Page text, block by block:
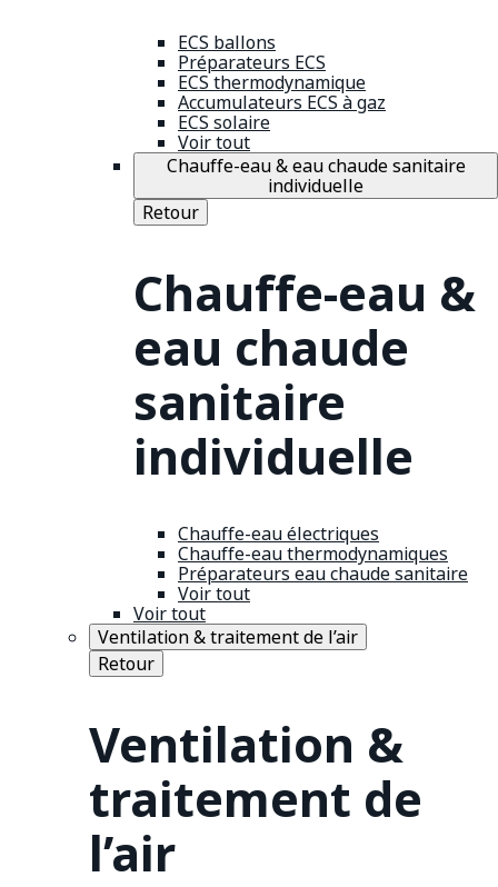
ECS ballons
Préparateurs ECS
ECS thermodynamique
Accumulateurs ECS à gaz
ECS solaire
Voir tout
Chauffe-eau & eau chaude sanitaire
individuelle
Retour
Chauffe-eau &
eau chaude
sanitaire
individuelle
Chauffe-eau électriques
Chauffe-eau thermodynamiques
Préparateurs eau chaude sanitaire
Voir tout
Voir tout
Ventilation & traitement de l’air
Retour
Ventilation &
traitement de
l’air